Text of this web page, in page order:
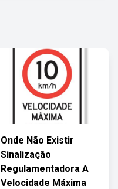
Onde Não Existir
Sinalização
Regulamentadora A
Velocidade Máxima